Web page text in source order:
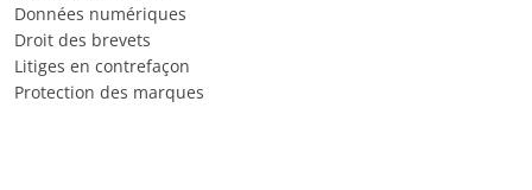
Données numériques
Droit des brevets
Litiges en contrefaçon
Protection des marques